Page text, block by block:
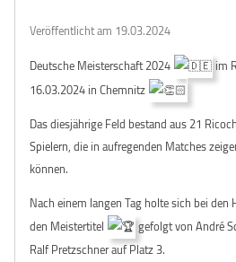
Veröffentlicht am 19.03.2024
Deutsche Meisterschaft 2024
im
16.03.2024 in Chemnitz
Das diesjährige Feld bestand aus 21
Spielern, die in aufregenden Matches
können.
Nach einem langen Tag holte sich bei den
den Meistertitel
gefolgt von André
Ralf Pretzschner auf Platz 3.